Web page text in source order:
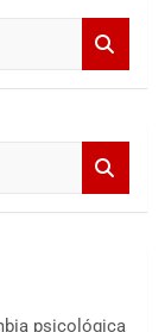
psicológica